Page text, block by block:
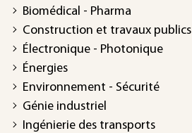
Biomédical - Pharma
Construction et travaux publics
Électronique - Photonique
Énergies
Environnement - Sécurité
Génie industriel
Ingénierie des transports